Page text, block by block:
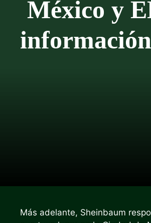
México y
Más adelante, Sheinbaum